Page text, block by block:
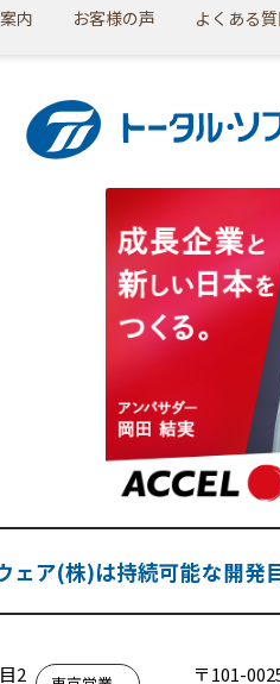
内 お客様の声 よくある
ェア(株)は持続可能な開発
2 〒101-